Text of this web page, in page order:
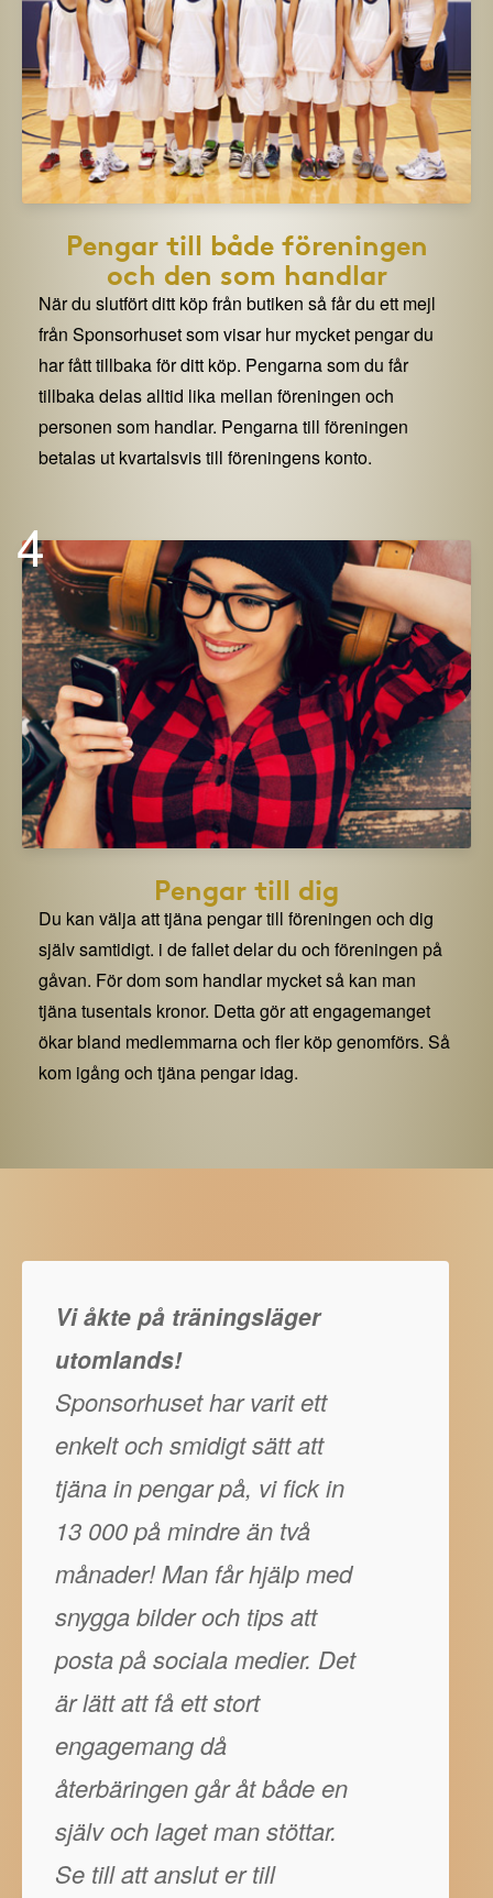
Pengar till både föreningen
och den som handlar
När du slutfört ditt köp från butiken så får du ett mejl
från Sponsorhuset som visar hur mycket pengar du
har fått tillbaka för ditt köp. Pengarna som du får
tillbaka delas alltid lika mellan föreningen och
personen som handlar. Pengarna till föreningen
betalas ut kvartalsvis till föreningens konto.
4
Pengar till dig
Du kan välja att tjäna pengar till föreningen och dig
själv samtidigt. i de fallet delar du och föreningen på
gåvan. För dom som handlar mycket så kan man
tjäna tusentals kronor. Detta gör att engagemanget
ökar bland medlemmarna och fler köp genomförs. Så
kom igång och tjäna pengar idag.
Vi åkte på träningsläger
utomlands!
Sponsorhuset har varit ett
enkelt och smidigt sätt att
tjäna in pengar på, vi fick in
13 000 på mindre än två
månader! Man får hjälp med
snygga bilder och tips att
posta på sociala medier. Det
är lätt att få ett stort
engagemang då
återbäringen går åt både en
själv och laget man stöttar.
Se till att anslut er till